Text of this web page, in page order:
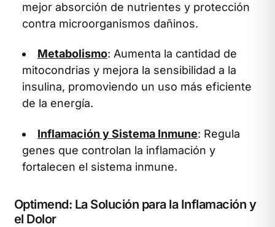
mejor absorción de nutrientes y protección
contra microorganismos dañinos.
Metabolismo: Aumenta la cantidad de
mitocondrias y mejora la sensibilidad a la
insulina, promoviendo un uso más eficiente
de la energía.
Inflamación y Sistema Inmune: Regula
genes que controlan la inflamación y
fortalecen el sistema inmune.
Optimend: La Solución para la Inflamación y
el Dolor